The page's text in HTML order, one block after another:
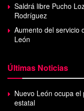
Saldrá libre Pucho
Rodríguez
Aumento del servicio
León
Últimas Noticias
Nuevo León ocupa
estatal